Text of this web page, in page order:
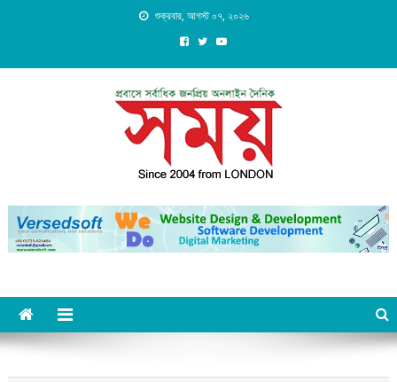
শুক্রবার, আগস্ট ০৭, ২০২৬
Daily Shomoy, Since 2004
from LONDON